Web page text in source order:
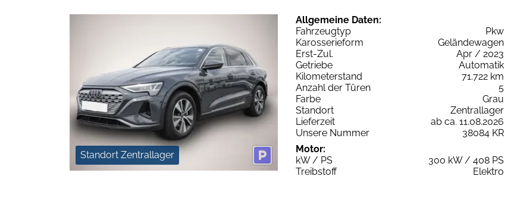
Standort Zentrallager
Allgemeine Daten:
Fahrzeugtyp
Pkw
Karosserieform
Geländewagen
Erst-Zul.
Apr / 2023
Getriebe
Automatik
Kilometerstand
71.722 km
Anzahl der Türen
5
Farbe
Grau
Standort
Zentrallager
Lieferzeit
ab ca. 11.08.2026
Unsere Nummer
38084 KR
Motor:
kW / PS
300 kW / 408 PS
Treibstoff
Elektro